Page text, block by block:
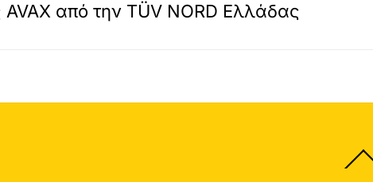
AVAX από την TÜV NORD Ελλάδας